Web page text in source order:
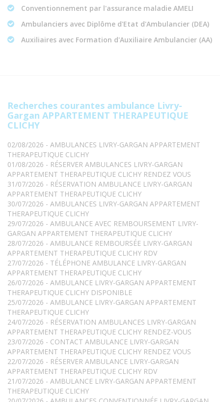
Conventionnement par l'assurance maladie AMELI
Ambulanciers avec Diplôme d'Etat d'Ambulancier (DEA)
Auxiliaires avec Formation d'Auxiliaire Ambulancier (AA)
Recherches courantes ambulance Livry-
Gargan APPARTEMENT THERAPEUTIQUE
CLICHY
02/08/2026 - AMBULANCES LIVRY-GARGAN APPARTEMENT
THERAPEUTIQUE CLICHY
01/08/2026 - RÉSERVER AMBULANCES LIVRY-GARGAN
APPARTEMENT THERAPEUTIQUE CLICHY RENDEZ VOUS
31/07/2026 - RÉSERVATION AMBULANCE LIVRY-GARGAN
APPARTEMENT THERAPEUTIQUE CLICHY
30/07/2026 - AMBULANCES LIVRY-GARGAN APPARTEMENT
THERAPEUTIQUE CLICHY
29/07/2026 - AMBULANCE AVEC REMBOURSEMENT LIVRY-
GARGAN APPARTEMENT THERAPEUTIQUE CLICHY
28/07/2026 - AMBULANCE REMBOURSÉE LIVRY-GARGAN
APPARTEMENT THERAPEUTIQUE CLICHY RDV
27/07/2026 - TÉLÉPHONE AMBULANCE LIVRY-GARGAN
APPARTEMENT THERAPEUTIQUE CLICHY
26/07/2026 - AMBULANCE LIVRY-GARGAN APPARTEMENT
THERAPEUTIQUE CLICHY DISPONIBLE
25/07/2026 - AMBULANCE LIVRY-GARGAN APPARTEMENT
THERAPEUTIQUE CLICHY
24/07/2026 - RÉSERVATION AMBULANCES LIVRY-GARGAN
APPARTEMENT THERAPEUTIQUE CLICHY RENDEZ-VOUS
23/07/2026 - CONTACT AMBULANCE LIVRY-GARGAN
APPARTEMENT THERAPEUTIQUE CLICHY RENDEZ VOUS
22/07/2026 - RÉSERVER AMBULANCE LIVRY-GARGAN
APPARTEMENT THERAPEUTIQUE CLICHY RDV
21/07/2026 - AMBULANCE LIVRY-GARGAN APPARTEMENT
THERAPEUTIQUE CLICHY